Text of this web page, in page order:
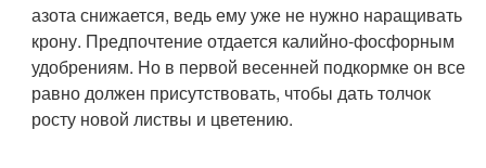
азота снижается, ведь ему уже не нужно наращивать
крону. Предпочтение отдается калийно-фосфорным
удобрениям. Но в первой весенней подкормке он все
равно должен присутствовать, чтобы дать толчок
росту новой листвы и цветению.